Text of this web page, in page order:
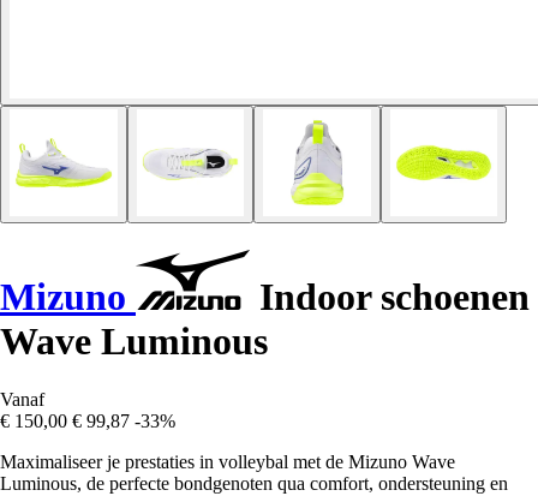
Mizuno
Indoor schoenen
Wave Luminous
Vanaf
€ 150,00 € 99,87 -33%
Maximaliseer je prestaties in volleybal met de Mizuno Wave
Luminous, de perfecte bondgenoten qua comfort, ondersteuning en